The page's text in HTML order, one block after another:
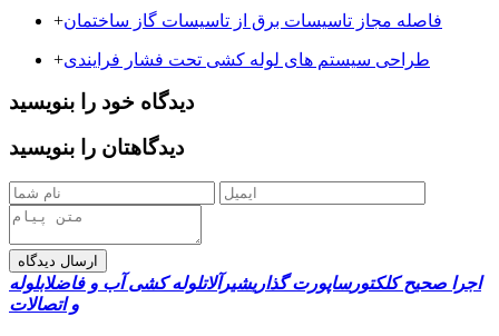
+فاصله مجاز تاسیسات برق از تاسیسات گاز ساختمان
+طراحی سیستم های لوله کشی تحت فشار فرایندی
دیدگاه خود را بنویسید
دیدگاهتان را بنویسید
ارسال دیدگاه
اجرا صحیح کلکتورساپورت گذاریشیرآلاتلوله کشی آب و فاضلابلوله
و اتصالات